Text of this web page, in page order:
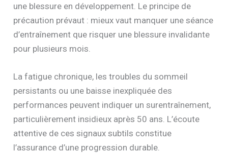
une blessure en développement. Le principe de
précaution prévaut : mieux vaut manquer une séance
d’entraînement que risquer une blessure invalidante
pour plusieurs mois.
La fatigue chronique, les troubles du sommeil
persistants ou une baisse inexpliquée des
performances peuvent indiquer un surentraînement,
particulièrement insidieux après 50 ans. L’écoute
attentive de ces signaux subtils constitue
l’assurance d’une progression durable.